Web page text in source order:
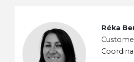
Réka